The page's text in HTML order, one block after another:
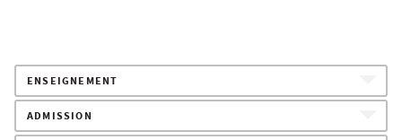
ENSEIGNEMENT
ADMISSION